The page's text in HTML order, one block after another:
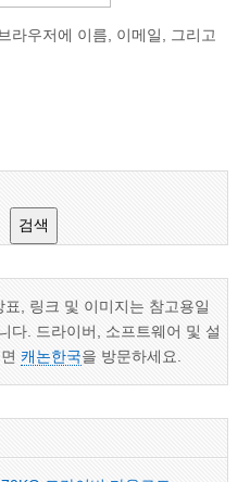
라우저에 이름, 이메일, 그리고
검색
, 링크 및 이미지는 참고용일
다. 드라이버, 소프트웨어 및 설
캐논한국을 방문하세요.